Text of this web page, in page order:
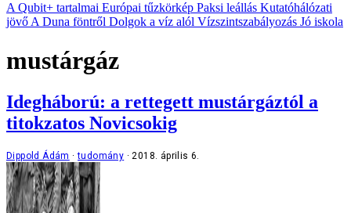
A Qubit+ tartalmai Európai tűzkörkép Paksi leállás Kutatóhálózati
jövő A Duna föntről Dolgok a víz alól Vízszintszabályozás Jó iskola
mustárgáz
Idegháború: a rettegett mustárgáztól a
titokzatos Novicsokig
Dippold Ádám tudomány 2018. április 6.